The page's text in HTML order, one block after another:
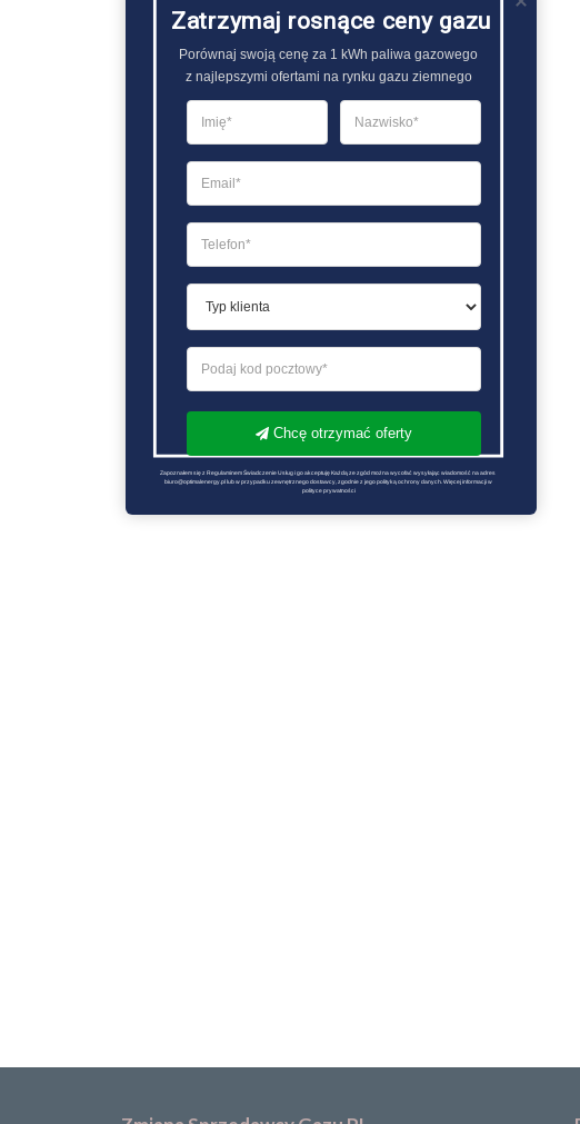
Zatrzymaj rosnące ceny gazu
Porównaj swoją cenę za 1 kWh paliwa gazowego
z najlepszymi ofertami na rynku gazu ziemnego
Chcę otrzymać oferty
Zapoznałem się z Regulaminem Świadczenie Usług i go akceptuję Każdą ze zgód można wycofać wysyłając wiadomość na adres
biuro@optimalenergy.pl lub w przypadku zewnętrznego dostawcy, zgodnie z jego polityką ochrony danych. Więcej informacji w
polityce prywatności